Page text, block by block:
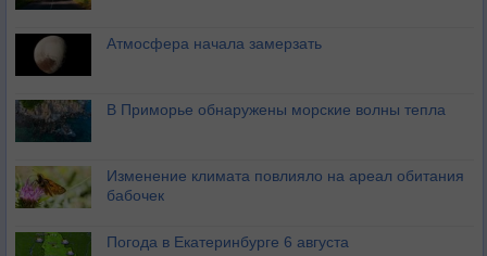
Атмосфера начала замерзать
В Приморье обнаружены морские волны тепла
Изменение климата повлияло на ареал обитания
бабочек
Погода в Екатеринбурге 6 августа